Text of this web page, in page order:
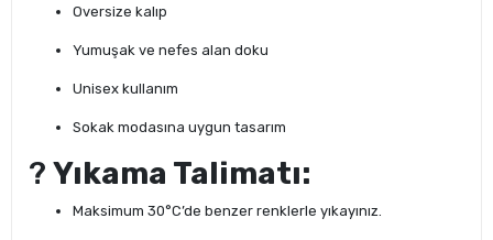
Oversize kalıp
Yumuşak ve nefes alan doku
Unisex kullanım
Sokak modasına uygun tasarım
? Yıkama Talimatı:
Maksimum 30°C’de benzer renklerle yıkayınız.